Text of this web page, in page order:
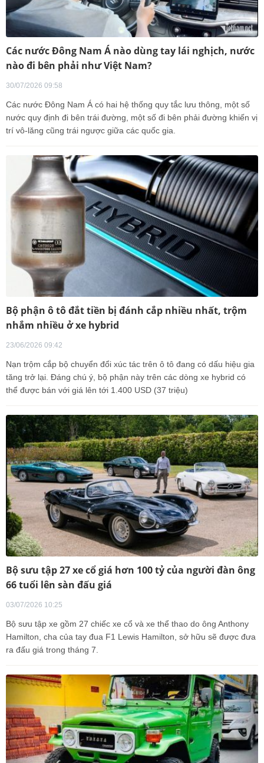
Các nước Đông Nam Á nào dùng tay lái nghịch, nước
nào đi bên phải như Việt Nam?
30/07/2026 09:58
Các nước Đông Nam Á có hai hệ thống quy tắc lưu thông, một số
nước quy định đi bên trái đường, một số đi bên phải đường khiến vị
trí vô-lăng cũng trái ngược giữa các quốc gia.
Bộ phận ô tô đắt tiền bị đánh cắp nhiều nhất, trộm
nhắm nhiều ở xe hybrid
23/06/2026 09:42
Nạn trộm cắp bộ chuyển đổi xúc tác trên ô tô đang có dấu hiệu gia
tăng trở lại. Đáng chú ý, bộ phận này trên các dòng xe hybrid có
thể được bán với giá lên tới 1.400 USD (37 triệu)
Bộ sưu tập 27 xe cổ giá hơn 100 tỷ của người đàn ông
66 tuổi lên sàn đấu giá
03/07/2026 10:25
Bộ sưu tập xe gồm 27 chiếc xe cổ và xe thể thao do ông Anthony
Hamilton, cha của tay đua F1 Lewis Hamilton, sở hữu sẽ được đưa
ra đấu giá trong tháng 7.